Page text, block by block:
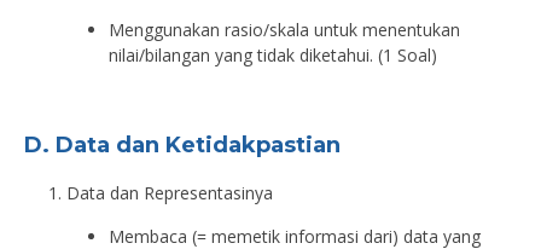
Menggunakan rasio/skala untuk menentukan
nilai/bilangan yang tidak diketahui. (1 Soal)
D. Data dan Ketidakpastian
Data dan Representasinya
Membaca (= memetik informasi dari) data yang